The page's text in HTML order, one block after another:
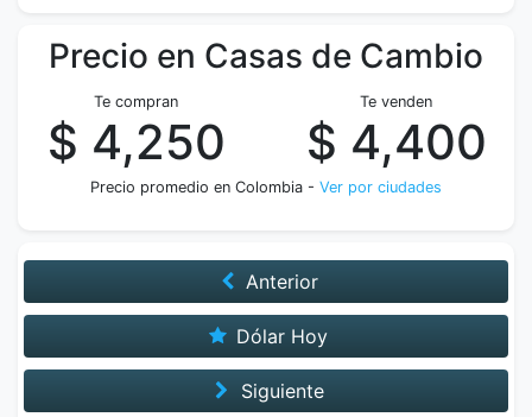
Precio en Casas de Cambio
Te compran
$ 4,250
Te venden
$ 4,400
Precio promedio en Colombia - Ver por ciudades
Anterior
Dólar Hoy
Siguiente